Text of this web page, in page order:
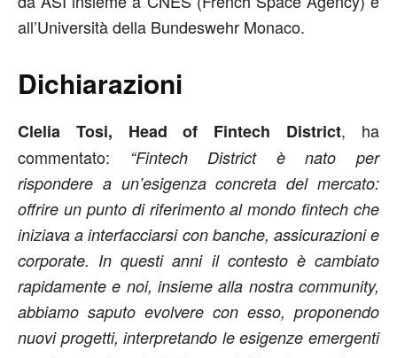
all’Università della Bundeswehr Monaco.
Dichiarazioni
Clelia Tosi, Head of Fintech District, ha
commentato: “Fintech District è nato per
rispondere a un’esigenza concreta del mercato:
offrire un punto di riferimento al mondo fintech che
iniziava a interfacciarsi con banche, assicurazioni e
corporate. In questi anni il contesto è cambiato
rapidamente e noi, insieme alla nostra community,
abbiamo saputo evolvere con esso, proponendo
nuovi progetti, interpretando le esigenze emergenti